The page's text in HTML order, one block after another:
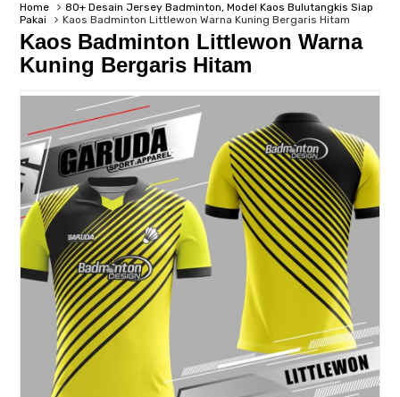
Home
80+ Desain Jersey Badminton, Model Kaos Bulutangkis Siap
Pakai
Kaos Badminton Littlewon Warna Kuning Bergaris Hitam
Kaos Badminton Littlewon Warna
Kuning Bergaris Hitam